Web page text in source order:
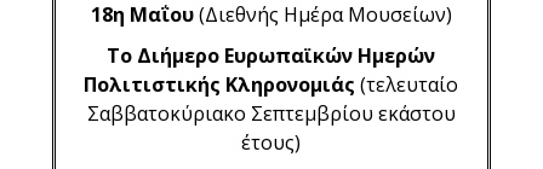
18η Μαΐου(Διεθνής Ημέρα Μουσείων)
Το Διήμερο Ευρωπαϊκών Ημερών
Πολιτιστικής Κληρονομιάς (τελευταίο
Σαββατοκύριακο Σεπτεμβρίου εκάστου
έτους)